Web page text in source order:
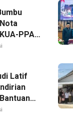
PPAS
2026
Latif